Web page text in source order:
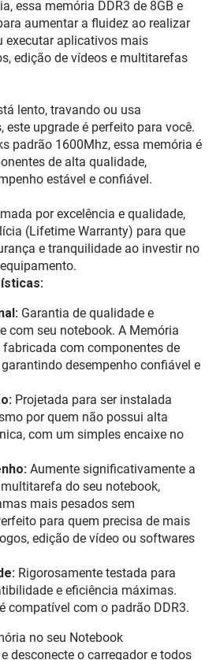
essa memória DDR3 de 8GB e
aumentar a fluidez ao realizar
executar aplicativos mais
edição de vídeos e multitarefas
lento, travando ou usa
este upgrade é perfeito para você.
padrão 1600Mhz, essa memória é
de alta qualidade,
estável e confiável.
por excelência e qualidade,
(Lifetime Warranty) para que
e tranquilidade ao investir no
Garantia de qualidade e
com seu notebook. A Memória
com componentes de
desempenho confiável e
Projetada para ser instalada
por quem não possui alta
com um simples encaixe no
Aumente significativamente a
do seu notebook,
mais pesados sem
para quem precisa de mais
edição de vídeo ou softwares
Rigorosamente testada para
e eficiência máximas.
compatível com o padrão DDR3.
no seu Notebook
desconecte o carregador e todos